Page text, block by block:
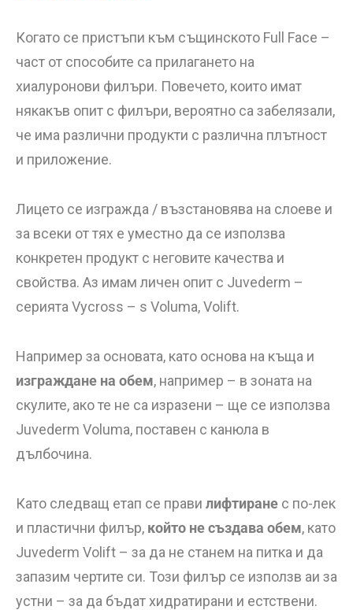
Когато се пристъпи към същинското Full Face –
част от способите са прилагането на
хиалуронови филъри. Повечето, които имат
някакъв опит с филъри, вероятно са забелязали,
че има различни продукти с различна плътност
и приложение.
Лицето се изгражда / възстановява на слоеве и
за всеки от тях е уместно да се използва
конкретен продукт с неговите качества и
свойства. Аз имам личен опит с Juvederm –
серията Vycross – s Voluma, Volift.
Например за основата, като основа на къща и
изграждане на обем, например – в зоната на
скулите, ако те нe са изразени – ще се използва
Juvederm Voluma, поставен с канюла в
дълбочина.
Като следващ етап се прави лифтиране с по-лек
и пластични филър, който не създава обем, като
Juvederm Volift – за да не станем на питка и да
запазим чертите си. Този филър се използв аи за
устни – за да бъдат хидратирани и естствени.